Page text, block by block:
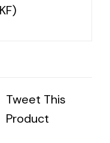
Tweet This
Product